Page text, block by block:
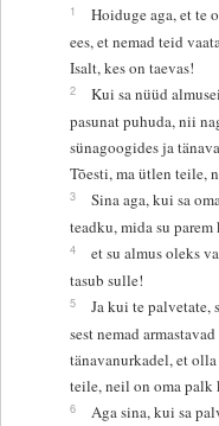
1
Hoiduge aga, et te
ees, et nemad teid
Isalt, kes on taevas!
2
Kui sa nüüd
pasunat puhuda, nii
sünagoogides ja
Tõesti, ma ütlen teile,
3
Sina aga, kui sa
teadku, mida su parem
4
et su almus oleks
tasub sulle!
5
Ja kui te palvetate,
sest nemad
tänavanurkadel, et
teile, neil on oma palk
6
Aga sina, kui sa